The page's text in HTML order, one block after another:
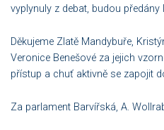
vyplynuly z debat, budou
Děkujeme Zlatě Mandybuře,
Veronice Benešové za jejich
přístup a chuť aktivně se zapojit
Za parlament Barvířská, A.